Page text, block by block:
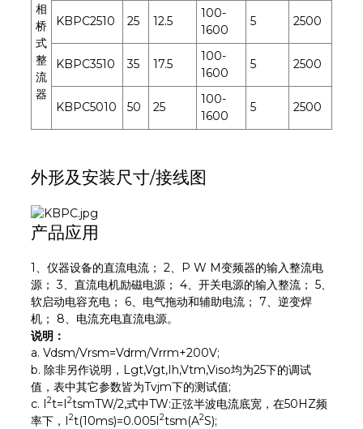
相
桥
式
整
流
器
KBPC2510 25 12.5
100-
1600
5 2500
KBPC3510 35 17.5
100-
1600
5 2500
KBPC5010 50 25
100-
1600
5 2500
外形及安装尺寸/接线图
产品应用
1、仪器设备的直流电流； 2、P W M变频器的输入整流电
源； 3、直流电机励磁电源； 4、开关电源的输入整流； 5、
软启动电容充电； 6、电气拖动和辅助电流； 7、逆变焊
机； 8、电流充电直流电源。
说明：
a. Vdsm/Vrsm=Vdrm/Vrrm+200V;
b. 除非另作说明，Lgt,Vgt,Ih,Vtm,Viso均为25下的调试
值，表中其它参数皆为Tvjm下的测试值;
c. I2t=I2tsmTW/2,式中TW:正弦半波电流底宽，在50HZ频
率下，I2t(10ms)=0.005I2tsm(A2S);